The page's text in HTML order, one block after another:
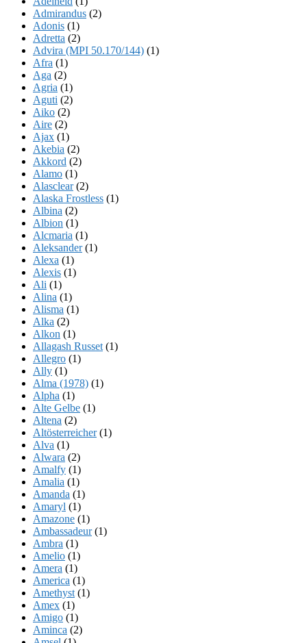
Admirandus (2)
Adonis (1)
Adretta (2)
Advira (MPI 50.170/144) (1)
Afra (1)
Aga (2)
Agria (1)
Aguti (2)
Aiko (2)
Aire (2)
Ajax (1)
Akebia (2)
Akkord (2)
Alamo (1)
Alasclear(2)
Alaska Frostless (1)
Albina (2)
Albion (1)
Alcmaria (1)
Aleksander(1)
Alexa (1)
Alexis (1)
Ali (1)
Alina (1)
Alisma (1)
Alka (2)
Alkon (1)
Allagash Russet (1)
Allegro (1)
Ally (1)
Alma (1978) (1)
Alpha (1)
Alte Gelbe (1)
Altena (2)
Altösterreicher(1)
Alva (1)
Alwara (2)
Amalfy (1)
Amalia (1)
Amanda (1)
Amaryl (1)
Amazone (1)
Ambassadeur(1)
Ambra (1)
Amelio (1)
Amera (1)
America (1)
Amethyst (1)
Amex (1)
Amigo (1)
Aminca (2)